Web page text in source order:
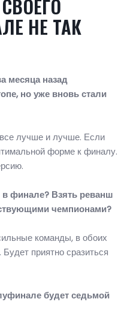
НЕ ТАК
месяца назад
но уже вновь стали
лучше и лучше. Если
форме к финалу.
финале? Взять реванш
чемпионами?
команды, в обоих
приятно сразиться
будет седьмой